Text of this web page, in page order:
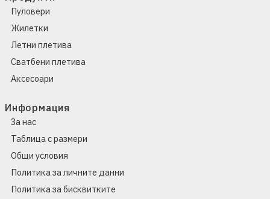
Пуловери
Жилетки
Летни плетива
Сватбени плетива
Аксесоари
Информация
За нас
Таблица с размери
Общи условия
Политика за личните данни
Политика за бисквитките